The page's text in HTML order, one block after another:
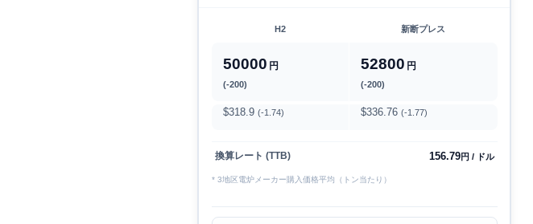
H2 新断プレス
50000 円
(-200)
52800 円
(-200)
$318.9 (-1.74) $336.76 (-1.77)
換算レート (TTB) 156.79円 / ドル
* 3地区電炉メーカー購入価格平均（トン当たり）